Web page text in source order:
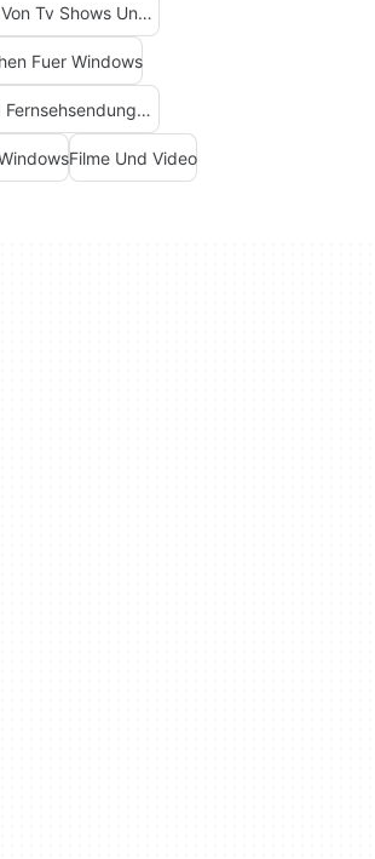
Apps Zur Verfolgung Von Tv Shows Und Filmen
Fuer Windows
Kostenlose Filme Und Fernsehsendungen Für Windows
Filme Und Video